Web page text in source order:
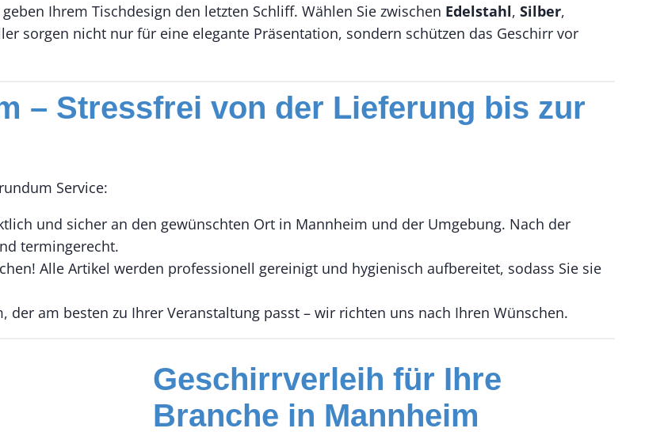
Ihrem Tischdesign den letzten Schliff. Wählen Sie zwischen Edelstahl, Silber,
sorgen nicht nur für eine elegante Präsentation, sondern schützen das Geschirr vor
– Stressfrei von der Lieferung bis zur
Service:
und sicher an den gewünschten Ort in Mannheim und der Umgebung. Nach der
termingerecht.
Alle Artikel werden professionell gereinigt und hygienisch aufbereitet, sodass Sie sie
der am besten zu Ihrer Veranstaltung passt – wir richten uns nach Ihren Wünschen.
Geschirrverleih für Ihre
Branche in Mannheim